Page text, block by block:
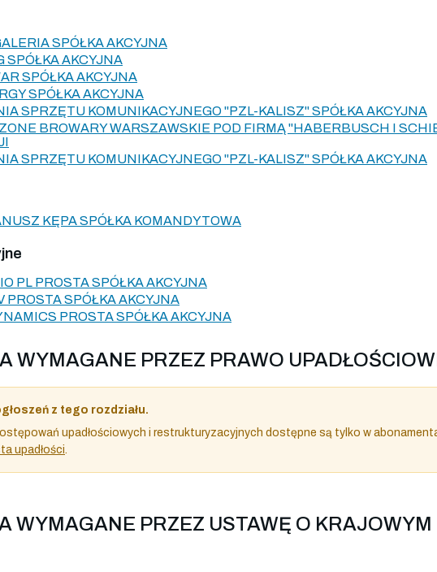
SPÓŁKA AKCYJNA
SPÓŁKA AKCYJNA
SPÓŁKA AKCYJNA
SPÓŁKA AKCYJNA
SPRZĘTU KOMUNIKACYJNEGO "PZL-KALISZ" SPÓŁKA AKCYJNA
BROWARY WARSZAWSKIE POD FIRMĄ "HABERBUSCH I
SPRZĘTU KOMUNIKACYJNEGO "PZL-KALISZ" SPÓŁKA AKCYJNA
KĘPA SPÓŁKA KOMANDYTOWA
PL PROSTA SPÓŁKA AKCYJNA
PROSTA SPÓŁKA AKCYJNA
PROSTA SPÓŁKA AKCYJNA
WYMAGANE PRZEZ PRAWO
z tego rozdziału.
upadłościowych i restrukturyzacyjnych dostępne są tylko w
upadłości
WYMAGANE PRZEZ USTAWĘ O